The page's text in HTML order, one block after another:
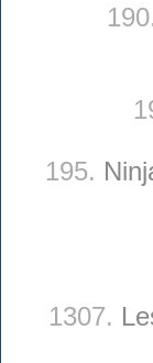
195.
1307.